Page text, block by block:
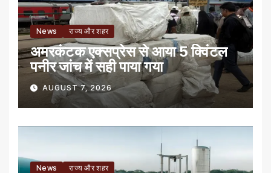
News राज्य और शहर
अमरकंटक एक्सप्रेस से आया 5 क्विंटल
पनीर जांच में सही पाया गया
AUGUST 7, 2026
News राज्य और शहर